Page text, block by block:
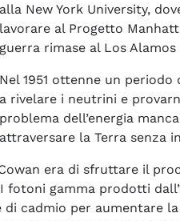
alla New York University,
lavorare al Progetto
guerra rimase al Los
Nel 1951 ottenne un
a rivelare i neutrini e
problema dell’energia
attraversare la Terra senza
Cowan era di sfruttare il
gamma prodotti
cadmio per aumentare